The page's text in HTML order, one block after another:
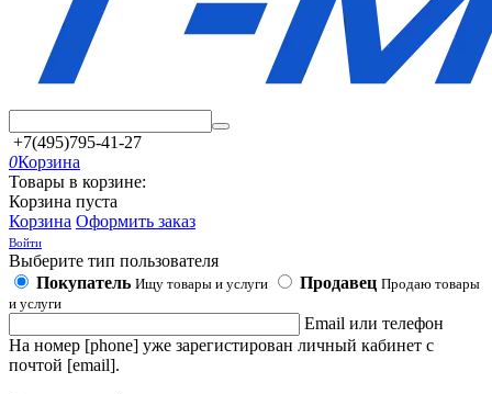
+7(495)795-41-27
0Корзина
Товары в корзине:
Корзина пуста
Корзина Оформить заказ
Войти
Выберите тип пользователя
Покупатель Ищу товары и услуги Продавец Продаю товары
и услуги
Email или телефон
На номер [phone] уже зарегистирован личный кабинет с
почтой [email].